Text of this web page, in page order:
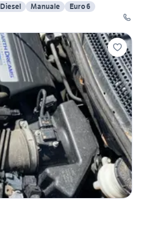
Diesel Manuale
Euro 6